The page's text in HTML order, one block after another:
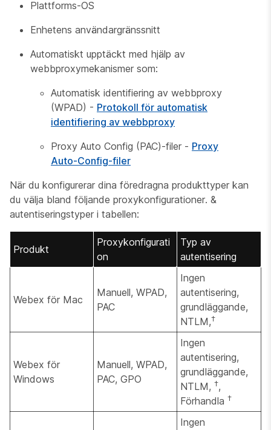
Plattforms-OS
Enhetens användargränssnitt
Automatiskt upptäckt med hjälp av
webbproxymekanismer som:
Automatisk identifiering av webbproxy
(WPAD) - Protokoll för automatisk
identifiering av webbproxy
Proxy Auto Config (PAC)-filer - Proxy
Auto-Config-filer
När du konfigurerar dina föredragna produkttyper kan
du välja bland följande proxykonfigurationer. &
autentiseringstyper i tabellen:
Produkt
Proxykonfigurati
on
Typ av
autentisering
Webex för Mac
Manuell, WPAD,
PAC
Ingen
autentisering,
grundläggande,
NTLM,†
Webex för
Windows
Manuell, WPAD,
PAC, GPO
Ingen
autentisering,
grundläggande,
NTLM, †,
Förhandla †
Ingen